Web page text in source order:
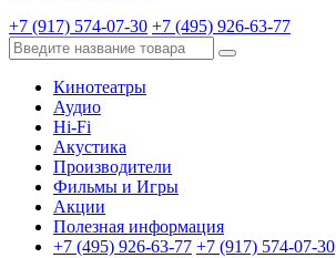
+7 (917) 574-07-30 +7 (495) 926-63-77
Кинотеатры
Аудио
Hi-Fi
Акустика
Производители
Фильмы и Игры
Акции
Полезная информация
+7 (495) 926-63-77 +7 (917) 574-07-30